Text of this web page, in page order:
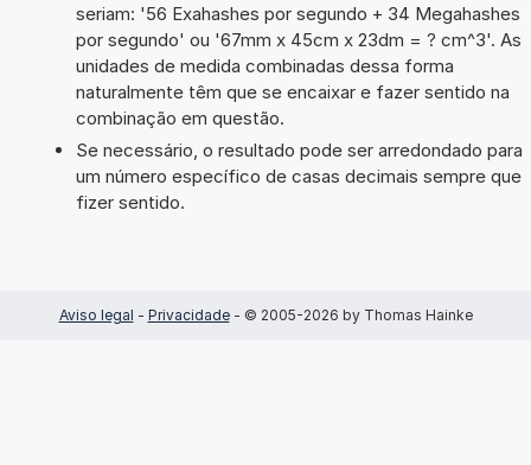
seriam: '56 Exahashes por segundo + 34 Megahashes
por segundo' ou '67mm x 45cm x 23dm = ? cm^3'. As
unidades de medida combinadas dessa forma
naturalmente têm que se encaixar e fazer sentido na
combinação em questão.
Se necessário, o resultado pode ser arredondado para
um número específico de casas decimais sempre que
fizer sentido.
Aviso legal - Privacidade- © 2005-2026 by Thomas Hainke